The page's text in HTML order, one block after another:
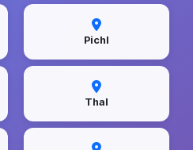
Pichl
Thal